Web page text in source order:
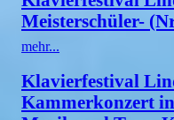
Meisterschüler-
mehr...
Klavierfestival
Kammerkonzert